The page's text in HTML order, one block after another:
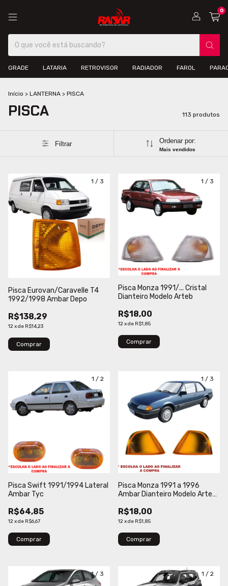
0
GRADE LATARIA RETROVISOR RADIADOR FAROL
Início > LANTERNA > PISCA
PISCA 113 produtos
Filtrar Ordenar por:
Mais vendidos
1 / 3
Pisca Eurovan/Caravelle T4
1992/1998 Ambar Depo
R$138,29
12xde R$14,23
Comprar
1 / 3
Pisca Monza 1991/... Cristal
Dianteiro Modelo Arteb
R$18,00
12xde R$1,85
Comprar
1 / 2
Pisca Swift 1991/1994 Lateral
Ambar Tyc
R$64,85
12xde R$6,67
Comprar
1 / 3
Pisca Monza 1991 a 1996
Ambar Dianteiro Modelo Arteb
R$18,00
12xde R$1,85
Comprar
1/ 3 1 / 2